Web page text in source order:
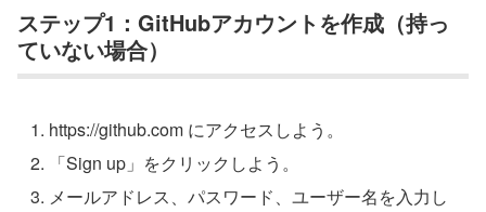
ステップ1：GitHubアカウントを作成（持っ
ていない場合）
https://github.com にアクセスしよう。
「Sign up」をクリックしよう。
メールアドレス、パスワード、ユーザー名を入力し